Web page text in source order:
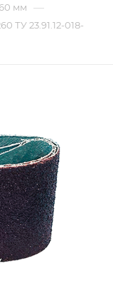
мм —
ТУ 23.91.12-018-